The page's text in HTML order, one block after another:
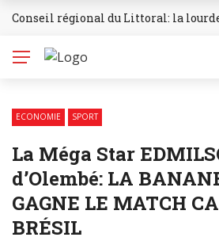
SANTE
SOCIETE
ECONOMIE
POLITIQUE
BREAKING NEWS
Conseil régional du Littoral: la
ECONOMIE SPORT
La Méga Star
d’Olembé: LA
GAGNE LE MATCH
BRÉSIL